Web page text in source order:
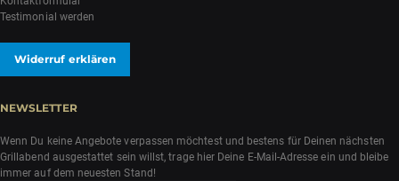
Testimonial werden
Widerruf erklären
NEWSLETTER
Wenn Du keine Angebote verpassen möchtest und bestens für Deinen nächsten
Grillabend ausgestattet sein willst, trage hier Deine E-Mail-Adresse ein und bleibe
immer auf dem neuesten Stand!